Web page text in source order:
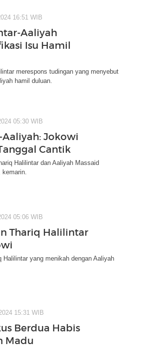
16:51 WIB
Aaliyah
Isu Hamil
merespons tudingan yang menyebut
hamil duluan.
05:30 WIB
Jokowi
Cantik
Halilintar dan Aaliyah Massaid
kemarin.
05:06 WIB
Thariq Halilintar
Halilintar yang menikah dengan Aaliyah
15:31 WIB
Berdua Habis
Madu